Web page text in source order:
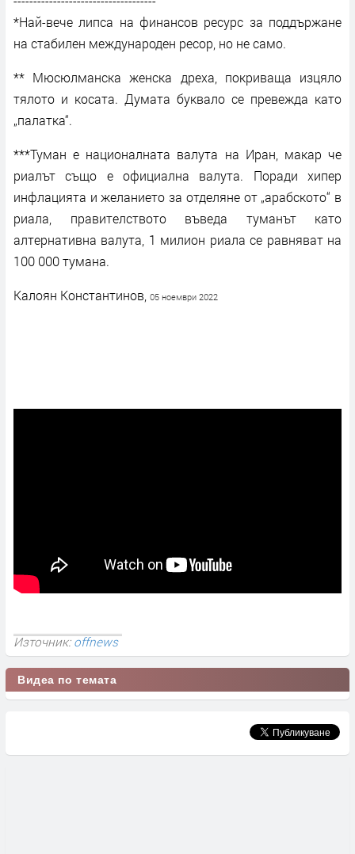
*Най-вече липса на финансов ресурс за поддържане
на стабилен международен ресор, но не само.
** Мюсюлманска женска дреха, покриваща изцяло
тялото и косата. Думата буквало се превежда като
„палатка“.
***Туман е националната валута на Иран, макар че
риалът също е официална валута. Поради хипер
инфлацията и желанието за отделяне от „арабското“ в
риала, правителството въведа туманът като
алтернативна валута, 1 милион риала се равняват на
100 000 тумана.
Калоян Константинов, 05 ноември 2022
Източник:offnews
Видеа по темата